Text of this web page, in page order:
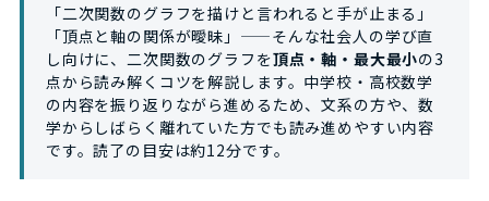
「二次関数のグラフを描けと言われると手が止まる」
「頂点と軸の関係が曖昧」——そんな社会人の学び直
し向けに、二次関数のグラフを頂点・軸・最大最小の3
点から読み解くコツを解説します。中学校・高校数学
の内容を振り返りながら進めるため、文系の方や、数
学からしばらく離れていた方でも読み進めやすい内容
です。読了の目安は約12分です。